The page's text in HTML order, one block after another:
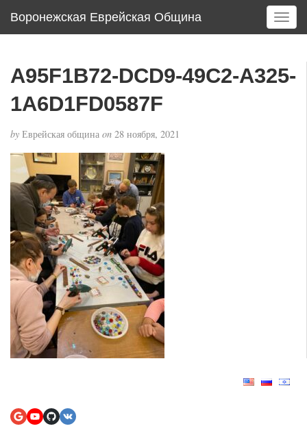
Воронежская Еврейская Община
T
o
l
A95F1B72-DCD9-49C2-A325-
1A6D1FD0587F
by Еврейская община on 28 ноября, 2021